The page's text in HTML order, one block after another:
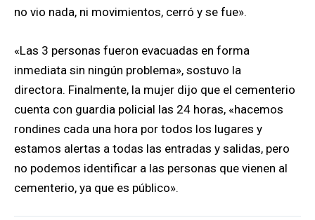
no vio nada, ni movimientos, cerró y se fue».
«Las 3 personas fueron evacuadas en forma
inmediata sin ningún problema», sostuvo la
directora. Finalmente, la mujer dijo que el cementerio
cuenta con guardia policial las 24 horas, «hacemos
rondines cada una hora por todos los lugares y
estamos alertas a todas las entradas y salidas, pero
no podemos identificar a las personas que vienen al
cementerio, ya que es público».